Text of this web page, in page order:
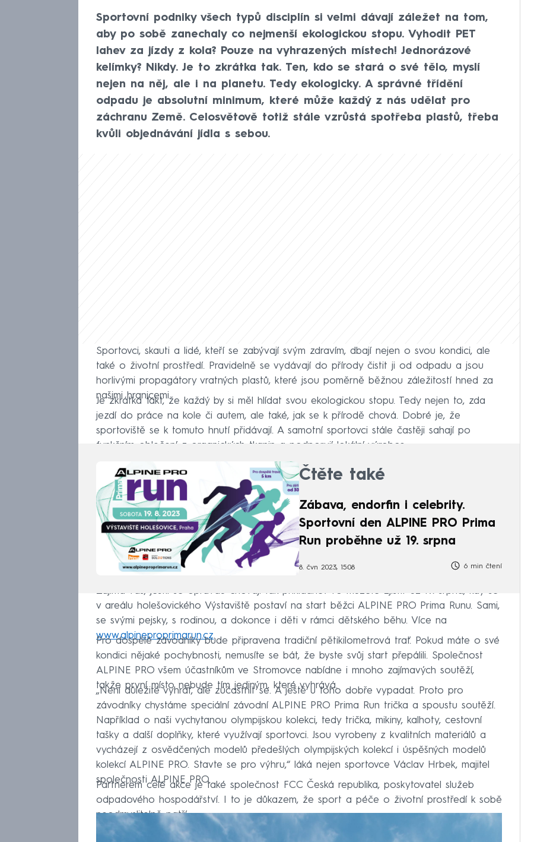
Sportovní podniky všech typů disciplín si velmi dávají záležet na tom,
aby po sobě zanechaly co nejmenší ekologickou stopu. Vyhodit PET
lahev za jízdy z kola? Pouze na vyhrazených místech! Jednorázové
kelímky? Nikdy. Je to zkrátka tak. Ten, kdo se stará o své tělo, myslí
nejen na něj, ale i na planetu. Tedy ekologicky. A správné třídění
odpadu je absolutní minimum, které může každý z nás udělat pro
záchranu Země. Celosvětově totiž stále vzrůstá spotřeba plastů, třeba
kvůli objednávání jídla s sebou.
Sportovci, skauti a lidé, kteří se zabývají svým zdravím, dbají nejen o svou kondici, ale
také o životní prostředí. Pravidelně se vydávají do přírody čistit ji od odpadu a jsou
horlivými propagátory vratných plastů, které jsou poměrně běžnou záležitostí hned za
našimi hranicemi.
Je zkrátka fakt, že každý by si měl hlídat svou ekologickou stopu. Tedy nejen to, zda
jezdí do práce na kole či autem, ale také, jak se k přírodě chová. Dobré je, že
sportoviště se k tomuto hnutí přidávají. A samotní sportovci stále častěji sahají po
funkčním oblečení z organických tkanin a podporují lokální výrobce.
Čtěte také
Zábava, endorfin i celebrity.
Sportovní den ALPINE PRO Prima
Run proběhne už 19. srpna
8. čvn 2023, 15:08 6 min čtení
Zajímá vás, jestli se opravdu chovají tak příkladně? To můžete zjistit už 19. srpna, kdy se
v areálu holešovického Výstaviště postaví na start běžci ALPINE PRO Prima Runu. Sami,
se svými pejsky, s rodinou, a dokonce i děti v rámci dětského běhu. Více na
www.alpineproprimarun.cz.
Pro dospělé závodníky bude připravena tradiční pětikilometrová trať. Pokud máte o své
kondici nějaké pochybnosti, nemusíte se bát, že byste svůj start přepálili. Společnost
ALPINE PRO všem účastníkům ve Stromovce nabídne i mnoho zajímavých soutěží,
takže první místo nebude tím jediným, které vyhrává.
„Není důležité vyhrát, ale zúčastnit se. A ještě u toho dobře vypadat. Proto pro
závodníky chystáme speciální závodní ALPINE PRO Prima Run trička a spoustu soutěží.
Například o naši vychytanou olympijskou kolekci, tedy trička, mikiny, kalhoty, cestovní
tašky a další doplňky, které využívají sportovci. Jsou vyrobeny z kvalitních materiálů a
vycházejí z osvědčených modelů předešlých olympijských kolekcí i úspěšných modelů
kolekcí ALPINE PRO. Stavte se pro výhru,“ láká nejen sportovce Václav Hrbek, majitel
společnosti ALPINE PRO.
Partnerem celé akce je také společnost FCC Česká republika, poskytovatel služeb
odpadového hospodářství. I to je důkazem, že sport a péče o životní prostředí k sobě
neodmyslitelně patří.